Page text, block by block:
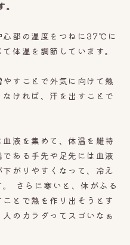
心部の温度をつねに37℃に
体温を調節しています。
すことで外気に向けて熱
ければ、汗を出すことで
液を集めて、体温を維持
ある手先や足先には血液
がりやすくなって、冷え
さらに寒いと、体がふる
とで熱を作り出そうとす
のカラダってスゴいなぁ